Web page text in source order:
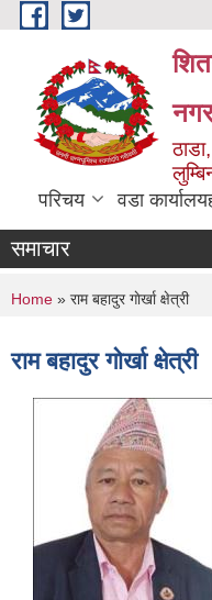
Skip to main content
परिचय वडा
समाचार
You are here
Home » राम बहादुर गाेर्खा क्षेत्री
राम बहादुर गाेर्खा क्षेत्री